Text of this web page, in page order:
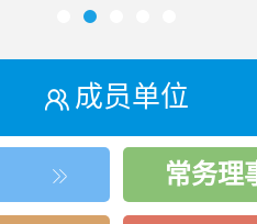
成员单位
常务理